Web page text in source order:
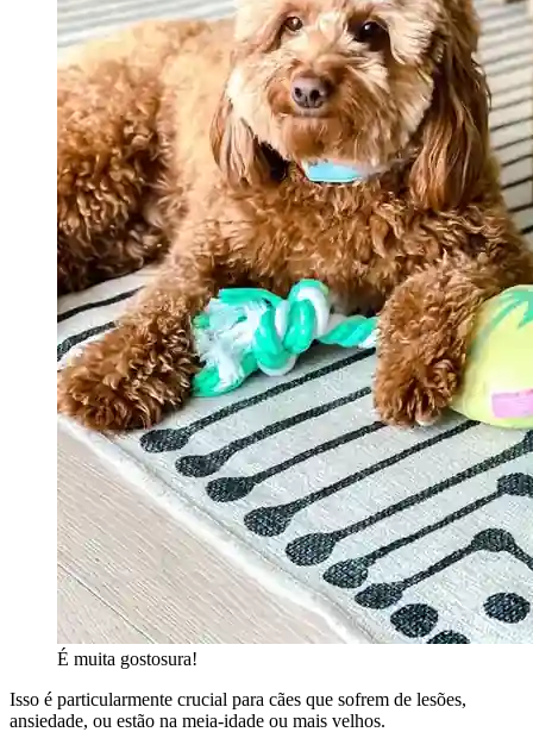
É muita gostosura!
Isso é particularmente crucial para cães que sofrem de lesões,
ansiedade, ou estão na meia-idade ou mais velhos.